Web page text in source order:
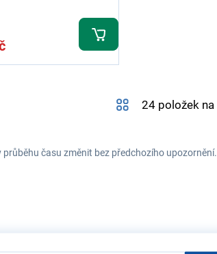
času změnit bez předchozího upozornění.